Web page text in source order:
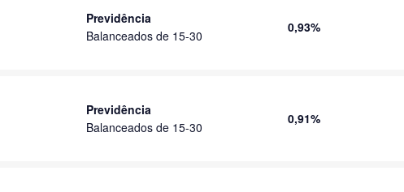
Previdência
Balanceados de 15-30
0,93%
Previdência
Balanceados de 15-30
0,91%